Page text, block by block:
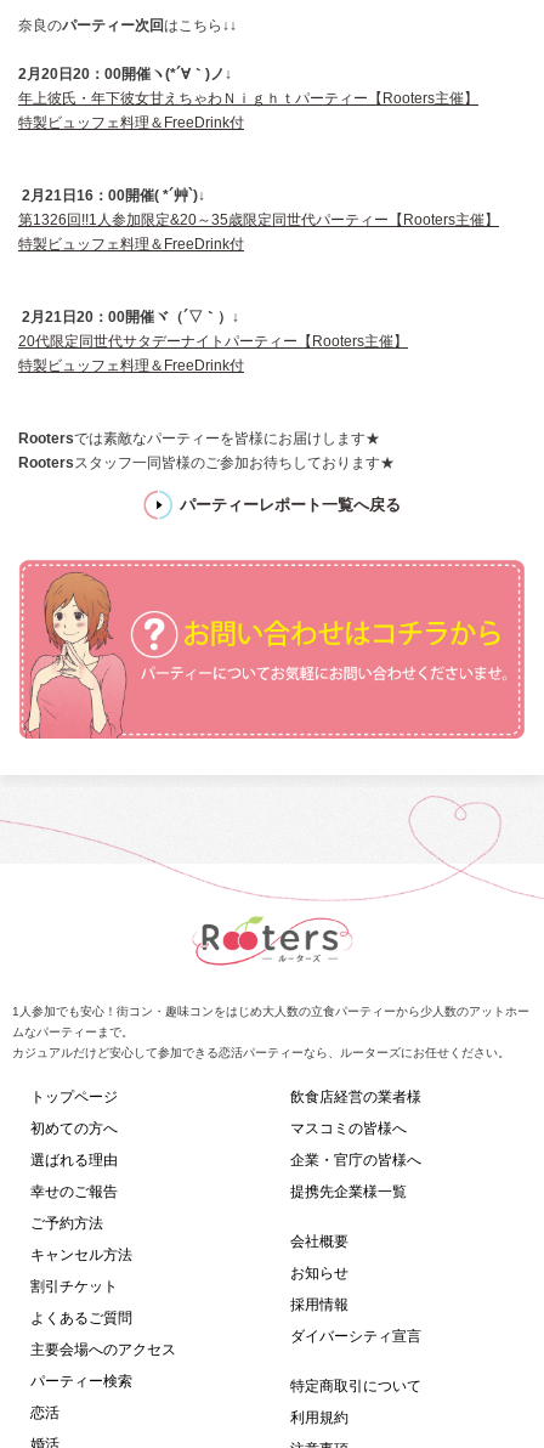
奈良のパーティー次回はこちら↓↓
2月20日20：00開催ヽ(*´∀｀)ノ↓
年上彼氏・年下彼女甘えちゃわＮｉｇｈｔパーティー【Rooters主催】
特製ビュッフェ料理＆FreeDrink付
2月21日16：00開催( *´艸`)↓
第1326回!!1人参加限定&20～35歳限定同世代パーティー【Rooters主催】
特製ビュッフェ料理＆FreeDrink付
2月21日20：00開催ヾ（´▽｀）↓
20代限定同世代サタデーナイトパーティー【Rooters主催】
特製ビュッフェ料理＆FreeDrink付
Rootersでは素敵なパーティーを皆様にお届けします★
Rootersスタッフ一同皆様のご参加お待ちしております★
パーティーレポート一覧へ戻る
1人参加でも安心！街コン・趣味コンをはじめ大人数の立食パーティーから少人数のアットホー
ムなパーティーまで。
カジュアルだけど安心して参加できる恋活パーティーなら、ルーターズにお任せください。
トップページ
初めての方へ
選ばれる理由
幸せのご報告
ご予約方法
キャンセル方法
割引チケット
よくあるご質問
主要会場へのアクセス
パーティー検索
恋活
婚活
飲食店経営の業者様
マスコミの皆様へ
企業・官庁の皆様へ
提携先企業様一覧
会社概要
お知らせ
採用情報
ダイバーシティ宣言
特定商取引について
利用規約